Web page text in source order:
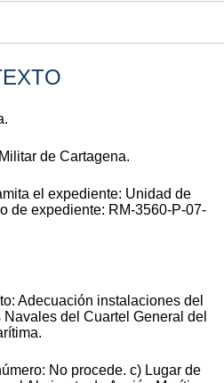
de Cartagena.
el expediente: Unidad de
de expediente: RM-3560-P-07-
Adecuación instalaciones del
del Cuartel General del
No procede. c) Lugar de